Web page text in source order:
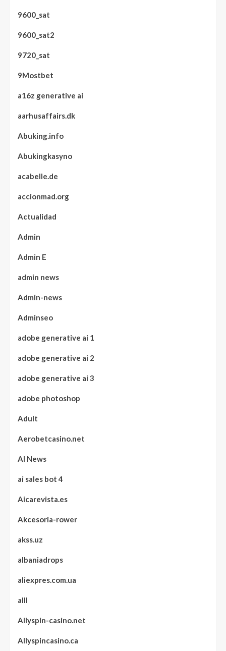
9600_sat
9600_sat2
9720_sat
9Mostbet
a16z generative ai
aarhusaffairs.dk
Abuking.info
Abukingkasyno
acabelle.de
accionmad.org
Actualidad
Admin
Admin E
admin news
Admin-news
Adminseo
adobe generative ai 1
adobe generative ai 2
adobe generative ai 3
adobe photoshop
Adult
Aerobetcasino.net
AI News
ai sales bot 4
Aicarevista.es
Akcesoria-rower
akss.uz
albaniadrops
aliexpres.com.ua
alll
Allyspin-casino.net
Allyspincasino.ca